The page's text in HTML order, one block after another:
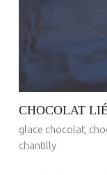
CHOCOLAT
glace chocolat,
chantilly